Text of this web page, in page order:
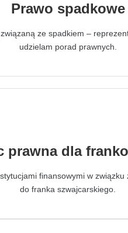
Prawo spadkowe
ze spadkiem –
udzielam porad prawnych.
prawna dla
finansowymi w
do franka szwajcarskiego.